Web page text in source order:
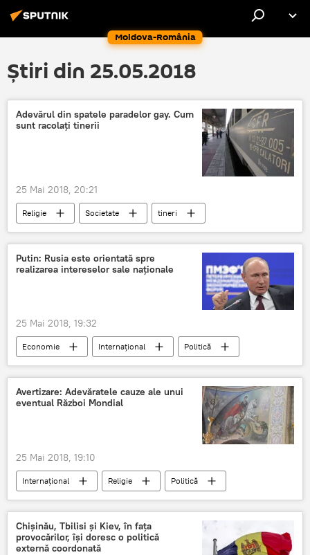
Moldova-România
Știri din 25.05.2018
Adevărul din spatele paradelor gay. Cum
sunt racolaţi tinerii
25 Mai 2018, 20:21
Religie Societate
tineri
racolare
România
Putin: Rusia este orientată spre
realizarea intereselor sale naționale
25 Mai 2018, 19:32
Economie Internaţional
Politică
Rusia
Vladimir Putin
Forumul economic internațional de la Sankt Petersburg
esență
Avertizare: Adevăratele cauze ale unui
eventual Război Mondial
25 Mai 2018, 19:10
Internaţional Religie
Politică
Societate
prevenire
Chișinău, Tbilisi și Kiev, în fața
provocărilor, își doresc o politică
externă coordonată